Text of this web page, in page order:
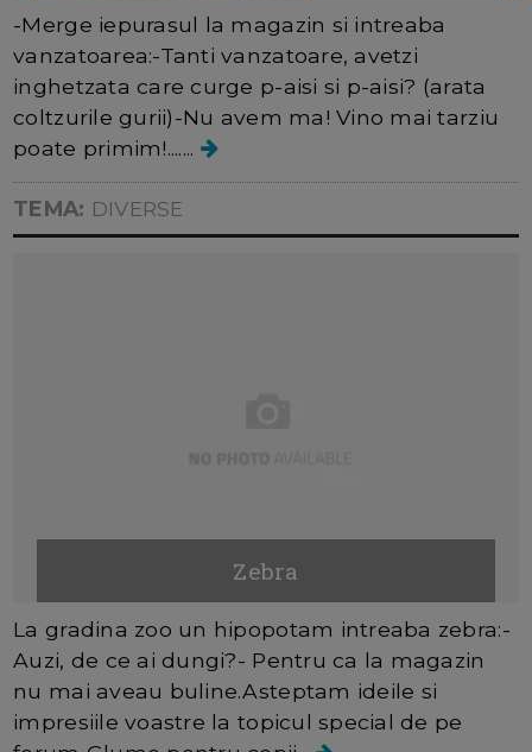
-Merge iepurasul la magazin si intreaba
vanzatoarea:-Tanti vanzatoare, avetzi
inghetzata care curge p-aisi si p-aisi? (arata
coltzurile gurii)-Nu avem ma! Vino mai tarziu
poate primim!.......
TEMA: DIVERSE
Zebra
La gradina zoo un hipopotam intreaba zebra:-
Auzi, de ce ai dungi?- Pentru ca la magazin
nu mai aveau buline.Asteptam ideile si
impresiile voastre la topicul special de pe